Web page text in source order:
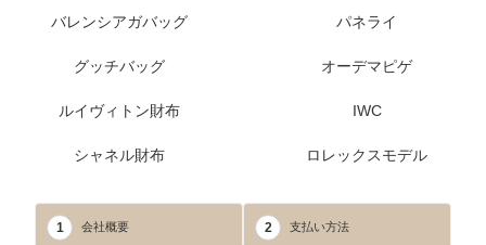
バレンシアガバッグ
グッチバッグ
ルイヴィトン財布
シャネル財布
パネライ
オーデマピゲ
IWC
ロレックスモデル
1 会社概要 2 支払い方法